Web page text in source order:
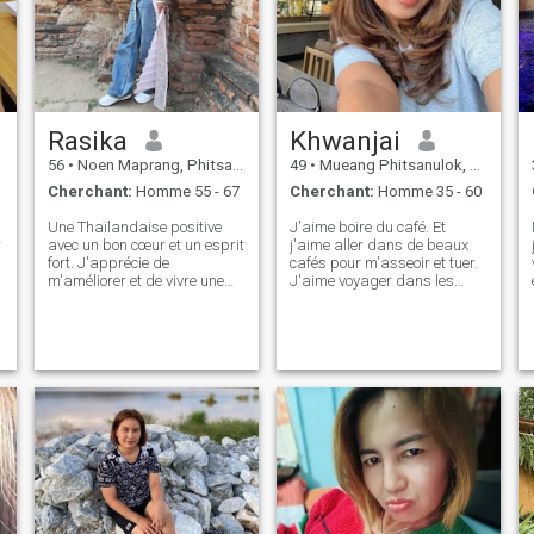
t'aime, je t'aime, je n'hésite
pas à me contacter, pour
développer une relation à
long terme, j'aime l'honneur,
je veux chacun. autre.
Rasika
56 • Noen Maprang, Phitsanulok, Thailande
Cherchant: Homme 55 - 67
Une Thaïlandaise positive
avec un bon cœur et un esprit
fort. J'apprécie de
m'améliorer et de vivre une
appréciez la loyauté et
l'effort, nous nous
entendreons bien.
Khwanjai
49 • Mueang Phitsanulok, Phitsanulok, Thailande
Cherchant: Homme 35 - 60
J'aime boire du café. Et
j'aime aller dans de beaux
cafés pour m'asseoir et tuer.
J'aime voyager dans les
seconde personne honnête,
vous pouvez dire que je suis
certainement cette personne.